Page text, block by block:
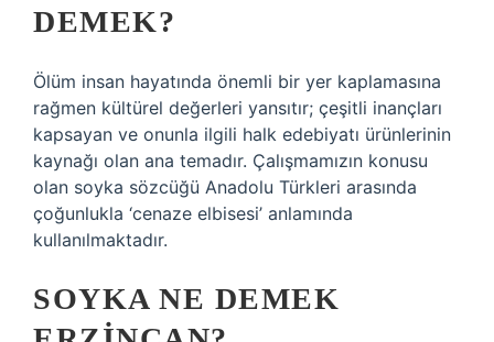
DEMEK?
Ölüm insan hayatında önemli bir yer kaplamasına
rağmen kültürel değerleri yansıtır; çeşitli inançları
kapsayan ve onunla ilgili halk edebiyatı ürünlerinin
kaynağı olan ana temadır. Çalışmamızın konusu
olan soyka sözcüğü Anadolu Türkleri arasında
çoğunlukla ‘cenaze elbisesi’ anlamında
kullanılmaktadır.
SOYKA NE DEMEK